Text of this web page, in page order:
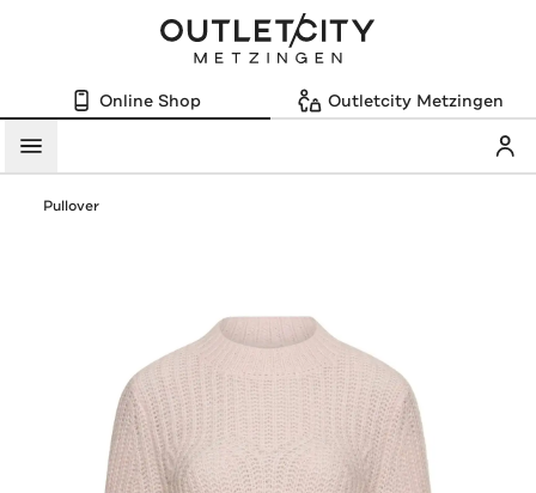
Online Shop Outletcity Metzingen
Menü
Pullover